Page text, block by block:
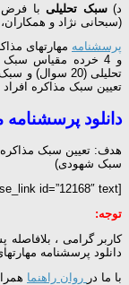
د)سبک تحلیلیبا فرض
(سبحانی نژاد و همکاران، 1393).
پرسشنامه
تعیین سبک مذاکره
دانلود پرسشنامه
هدف: تعیین سبک مذاکره
سبک شهودی)
[purchase_link id=”12168″ text=”خرید” style=”button” color=”green”]
توجه:
کاربر گرامی ،
دانلود پرسشنامه
با ما در روان راهنما